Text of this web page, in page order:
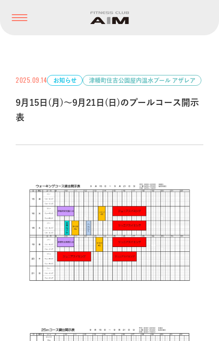
2025.09.14 お知らせ 津幡町住吉公園屋内温水プール アザレア
9月15日(月)～9月21日(日)のプールコース開示
表